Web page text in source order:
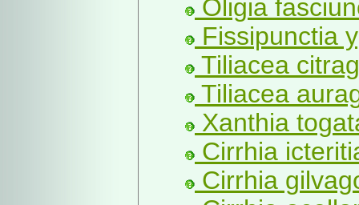
Oligia
Fissipunctia
Tiliacea
Tiliacea
Xanthia
Cirrhia
Cirrhia